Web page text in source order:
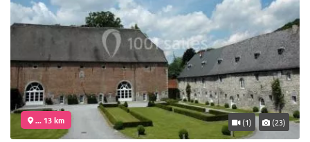
... 13 km (1) (23)